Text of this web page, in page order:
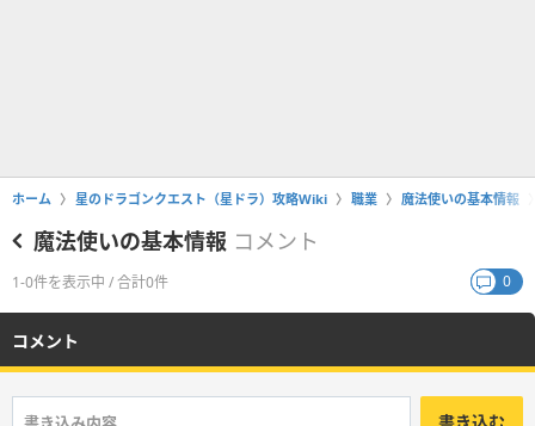
ホーム 星のドラゴンクエスト（星ドラ）攻略Wiki 職業 魔法使いの基本情報
魔法使いの基本情報 コメント
1-0件を表示中 / 合計0件 0
コメント